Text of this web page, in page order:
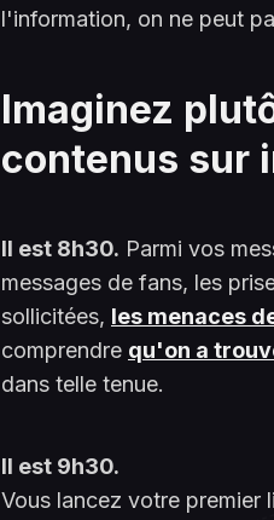
l'information, on ne peut
Imaginez
contenus sur
Il est 8h30. Parmi vos
messages de fans, les
sollicitées, les menaces
comprendre qu'on a
dans telle tenue.
Il est 9h30.
Vous lancez votre premier